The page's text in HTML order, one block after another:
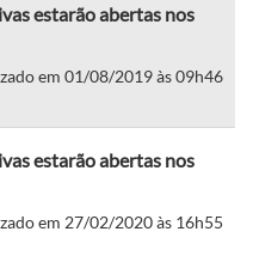
estarão abertas nos
em 01/08/2019 às 09h46
estarão abertas nos
em 27/02/2020 às 16h55